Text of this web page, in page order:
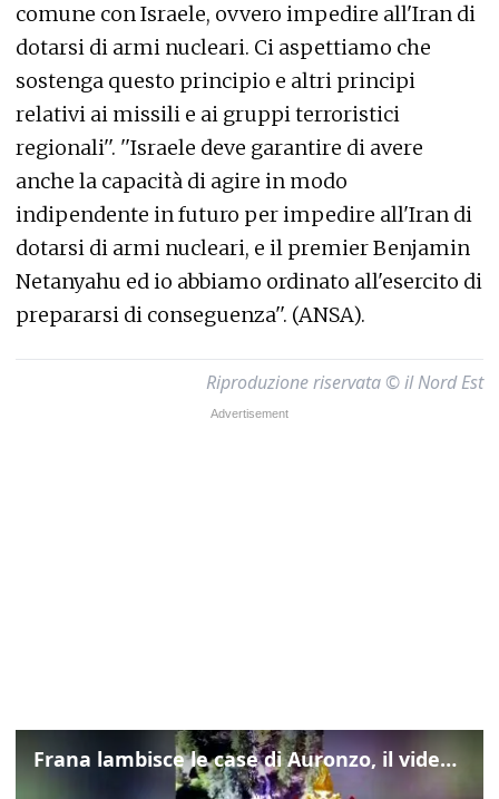
comune con Israele, ovvero impedire all'Iran di
dotarsi di armi nucleari. Ci aspettiamo che
sostenga questo principio e altri principi
relativi ai missili e ai gruppi terroristici
regionali''. ''Israele deve garantire di avere
anche la capacità di agire in modo
indipendente in futuro per impedire all'Iran di
dotarsi di armi nucleari, e il premier Benjamin
Netanyahu ed io abbiamo ordinato all'esercito di
prepararsi di conseguenza''. (ANSA).
Riproduzione riservata © il Nord Est
Frana lambisce le case di Auronzo, il video dall'elicottero dei vigili del fuoco